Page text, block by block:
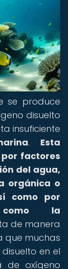
se produce
disuelto
insuficiente
. Esta
factores
del agua,
orgánica o
como por
como la
de manera
que muchas
en el
de oxígeno